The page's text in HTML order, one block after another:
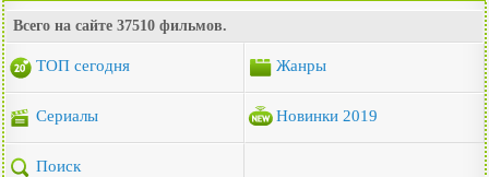
Всего на сайте 37510 фильмов.
ТОП сегодня Жанры
Сериалы Новинки 2019
Поиск